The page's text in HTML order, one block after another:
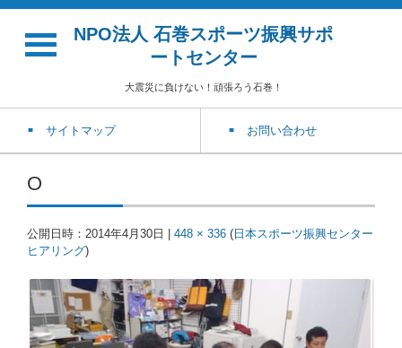
NPO法人 石巻スポーツ振興サポ
ートセンター
大震災に負けない！頑張ろう石巻！
サイトマップ お問い合わせ
O
公開日時： 2014年4月30日 448 × 336 ( 日本スポーツ振興センター
ヒアリング)